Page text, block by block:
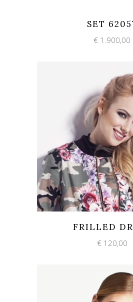
SET
€ 1.900,00
FRILLED
€120,00